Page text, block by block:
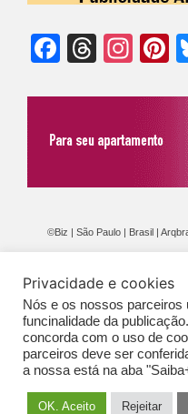
©Biz | São Paulo | Brasil |
GERAIS DE
Privacidade e cookies
Nós e os nossos
funcinalidade da
concorda com o uso de
parceiros deve ser
a nossa está na aba
OK. Aceito Rejeitar